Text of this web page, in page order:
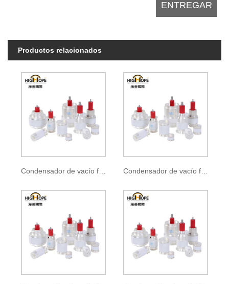
Productos relacionados
Condensador de vacío fijo CKT-6-0035 Condensador de vacío fijo CKT-12-0035